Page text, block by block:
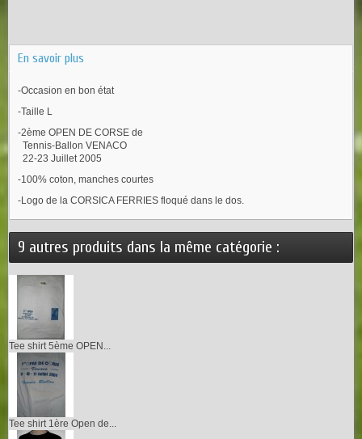
En savoir plus
-Occasion en bon état
-Taille L
-2ème OPEN DE CORSE de
Tennis-Ballon VENACO
22-23 Juillet 2005
-100% coton, manches courtes
-Logo de la CORSICA FERRIES floqué dans le dos.
9 autres produits dans la même catégorie :
Tee shirt 5ème OPEN...
Tee shirt 1ère Open de...